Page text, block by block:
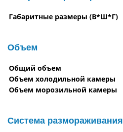
Габаритные размеры (В*Ш*Г)
Объем
Общий объем
Объем холодильной камеры
Объем морозильной камеры
Система размораживания